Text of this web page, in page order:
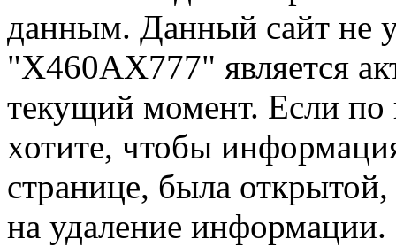
данным. Данный сайт не
"Х460АХ777" является
текущий момент. Если
хотите, чтобы
странице, была открытой,
на удаление информации.